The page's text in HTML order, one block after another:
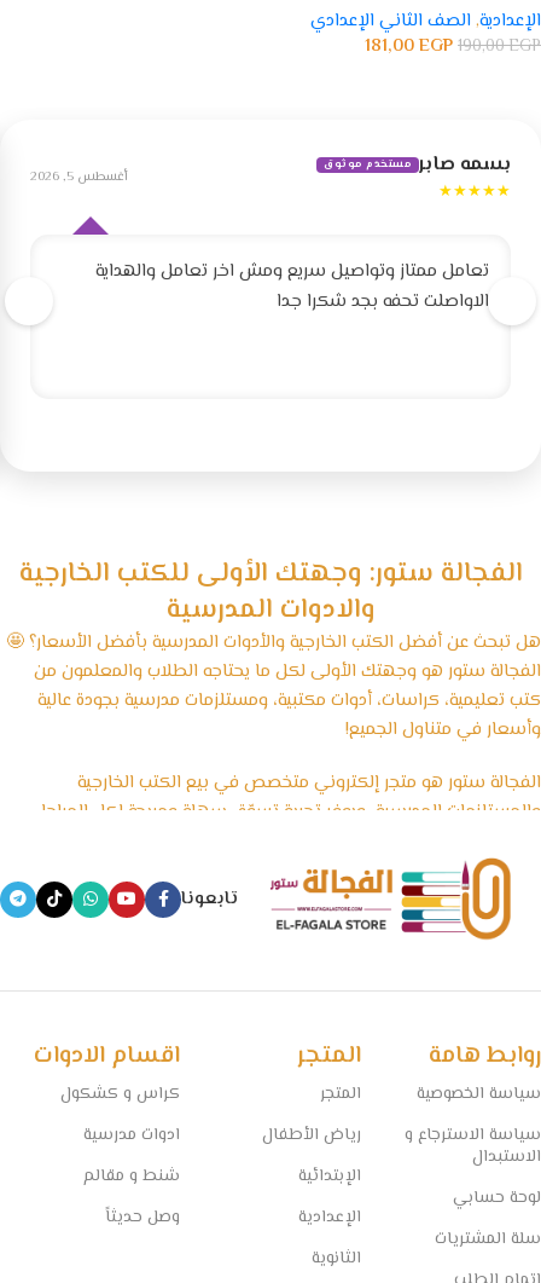
الإعدادية, الصف الثاني الإعدادي
190,00EGP
181,00EGP
بسمه صابر مستخدم موثوق
★★★★★
أغسطس 5, 2026
تعامل ممتاز وتواصيل سريع ومش اخر تعامل والهداية
الاواصلت تحفه بجد شكرا جدا
الفجالة ستور: وجهتك الأولى للكتب الخارجية
والادوات المدرسية
هل تبحث عن أفضل الكتب الخارجية والأدوات المدرسية بأفضل الأسعار؟ 🤩
الفجالة ستور هو وجهتك الأولى لكل ما يحتاجه الطلاب والمعلمون من
كتب تعليمية، كراسات، أدوات مكتبية، ومستلزمات مدرسية بجودة عالية
وأسعار في متناول الجميع!
الفجالة ستور هو متجر إلكتروني متخصص في بيع الكتب الخارجية
والمستلزمات المدرسية، ويوفر تجربة تسوّق سهلة ومريحة لكل المراحل
الأدوات المكتبية والكشاكيل.
نسعى في الفجالة ستور إلى تقديم منتجات تعليمية موثوقة ومصادر
تابعونا
روابط هامة
سياسة الخصوصية
سياسة الاسترجاع و
الاستبدال
لوحة حسابي
سلة المشتريات
المتجر
المتجر
رياض الأطفال
الإبتدائية
الإعدادية
الثانوية
اقسام الادوات
كراس و كشكول
ادوات مدرسية
شنط و مقالم
وصل حديثاً